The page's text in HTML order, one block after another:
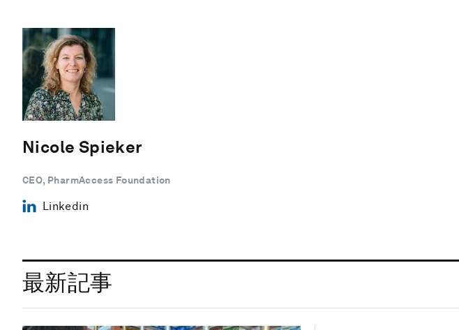
Nicole Spieker
CEO, PharmAccess Foundation
Linkedin
最新記事